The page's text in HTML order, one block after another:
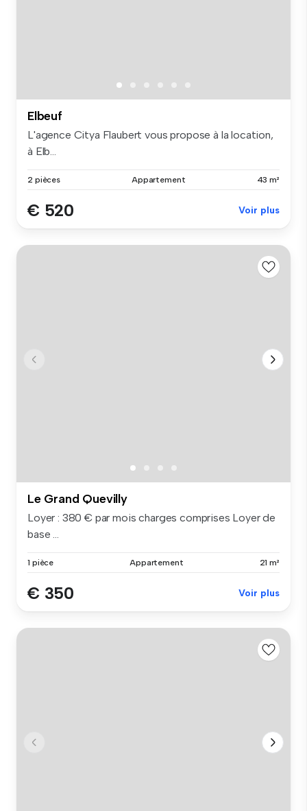
Elbeuf
L'agence Citya Flaubert vous propose à la location,
à Elb...
2 pièces Appartement 43 m²
€ 520 Voir plus
Le Grand Quevilly
Loyer : 380 € par mois charges comprises Loyer de
base ...
1 pièce Appartement 21 m²
€ 350 Voir plus